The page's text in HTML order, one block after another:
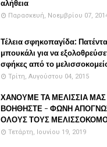
αλήθεια
Παρασκευή, Νοεμβρίου 07,
Τέλεια σφηκοπαγίδα:
μπουκάλι για να
σφήκες από το
Τρίτη, Αυγούστου 04, 2015
ΧΑΝΟΥΜΕ ΤΑ ΜΕΛΙΣΣΙΑ ΜΑΣ
ΒΟΗΘΗΣΤΕ - ΦΩΝΗ
ΟΛΟΥΣ ΤΟΥΣ
Τετάρτη, Ιουνίου 19, 2019